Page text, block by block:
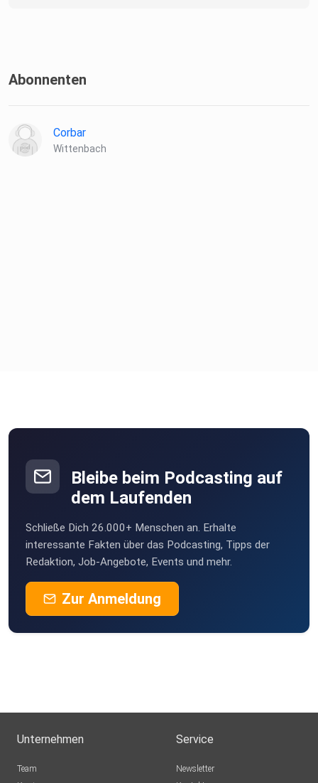
Abonnenten
Corbar
Wittenbach
Bleibe beim Podcasting auf
dem Laufenden
Schließe Dich 26.000+ Menschen an. Erhalte
interessante Fakten über das Podcasting, Tipps der
Redaktion, Job-Angebote, Events und mehr.
Zur Anmeldung
Unternehmen
Team
Service
Newsletter